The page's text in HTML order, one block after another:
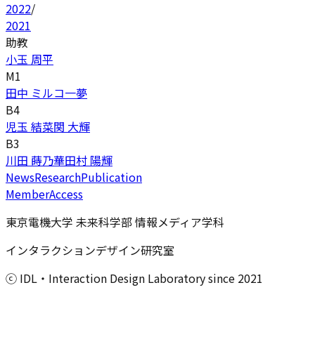
2022/
2021
助教
小玉 周平
M1
田中 ミルコ一夢
B4
児玉 結菜関 大輝
B3
川田 蒔乃華田村 陽輝
NewsResearchPublication
MemberAccess
東京電機大学 未来科学部 情報メディア学科
インタラクションデザイン研究室
ⓒ IDL・Interaction Design Laboratory since 2021